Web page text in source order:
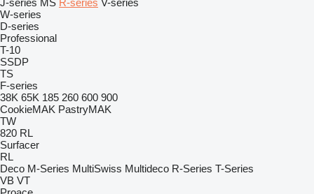
J-series MS R-series V-series
W-series
D-series
Professional
T-10
SSDP
TS
F-series
38K 65K 185 260 600 900
CookieMAK PastryMAK
TW
820 RL
Surfacer
RL
Deco M-Series MultiSwiss Multideco R-Series T-Series
VB VT